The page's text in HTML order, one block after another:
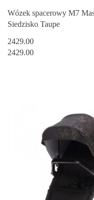
Wózek spacerowy M7
Siedzisko Taupe
2429.00
2429.00